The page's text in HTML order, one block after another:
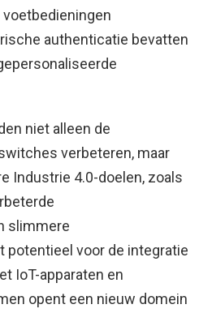
authenticatie bevatten
niet alleen de
verbeteren, maar
Industrie 4.0-doelen, zoals
slimmere
potentieel voor de integratie
IoT-apparaten en
opent een nieuw domein